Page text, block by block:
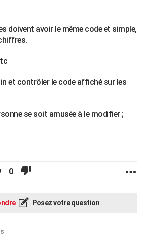
doivent avoir le même code et simple,
et contrôler le code affiché sur les
se soit amusée à le modifier ;
0
Posez votre question